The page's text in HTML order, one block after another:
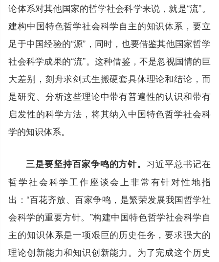
论体系对其他国家的哲学社会科学来说，就是“流”。
建构中国特色哲学社会科学自主的知识体系，要立
足于中国经验的“源”，同时，也要借鉴其他国家哲学
社会科学成果的“流”。这种借鉴，不是忽视国情的巨
大差别，刻舟求剑式生搬硬套具体理论和结论，而
是研究、分析这些理论中带有普遍性的认识和带有
启发性的科学方法，将其纳入中国特色哲学社会科
学的知识体系。
三是要坚持百家争鸣的方针。 习近平总书记在
哲学社会科学工作座谈会上非常有针对性地指
出：“百花齐放、百家争鸣，是繁荣发展我国哲学社
会科学的重要方针。”构建中国特色哲学社会科学自
主的知识体系是一项艰巨的历史任务，要求强大的
理论创新能力和知识创新能力。为了完成这个历史